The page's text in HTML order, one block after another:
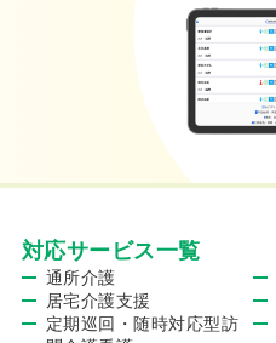
対応サービス一覧
通所介護
居宅介護支援
定期巡回・随時対応型訪